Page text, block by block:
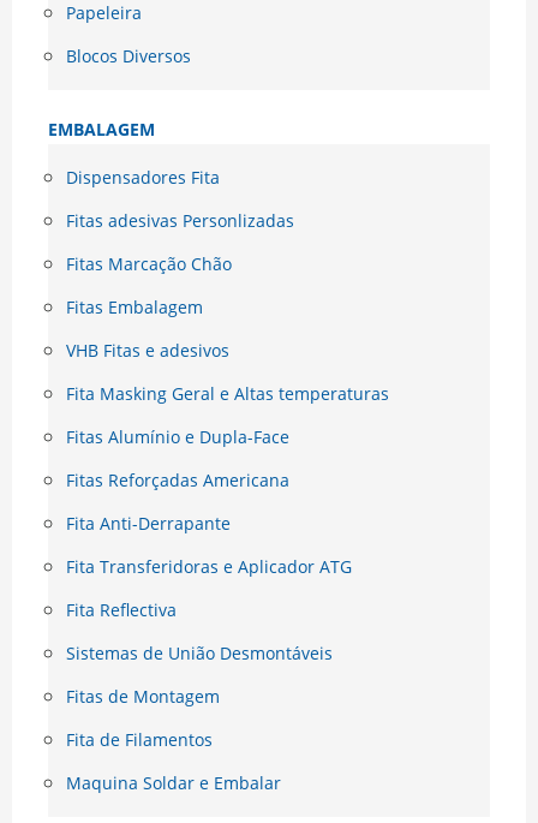
Papeleira
Blocos Diversos
EMBALAGEM
Dispensadores Fita
Fitas adesivas Personlizadas
Fitas Marcação Chão
Fitas Embalagem
VHB Fitas e adesivos
Fita Masking Geral e Altas temperaturas
Fitas Alumínio e Dupla-Face
Fitas Reforçadas Americana
Fita Anti-Derrapante
Fita Transferidoras e Aplicador ATG
Fita Reflectiva
Sistemas de União Desmontáveis
Fitas de Montagem
Fita de Filamentos
Maquina Soldar e Embalar